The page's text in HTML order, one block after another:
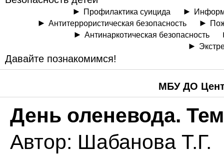
Профилактика суицида
Антитеррористическая безопасность
Антинаркотическая безопасность
Давайте познакомимся!
МБУ ДО
День оленевода.
Автор: Шабанова Т.Г.